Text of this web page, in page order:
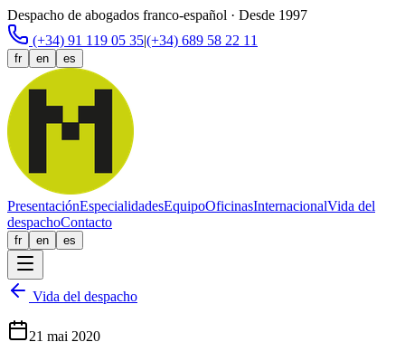
Despacho de abogados franco-español · Desde 1997
(+34) 91 119 05 35|(+34) 689 58 22 11
fr en es
PresentaciónEspecialidadesEquipoOficinasInternacionalVida del
despachoContacto
fr en es
Vida del despacho
21 mai 2020